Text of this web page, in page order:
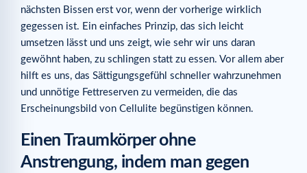
nächsten Bissen erst vor, wenn der vorherige wirklich
gegessen ist. Ein einfaches Prinzip, das sich leicht
umsetzen lässt und uns zeigt, wie sehr wir uns daran
gewöhnt haben, zu schlingen statt zu essen. Vor allem aber
hilft es uns, das Sättigungsgefühl schneller wahrzunehmen
und unnötige Fettreserven zu vermeiden, die das
Erscheinungsbild von Cellulite begünstigen können.
Einen Traumkörper ohne
Anstrengung, indem man gegen